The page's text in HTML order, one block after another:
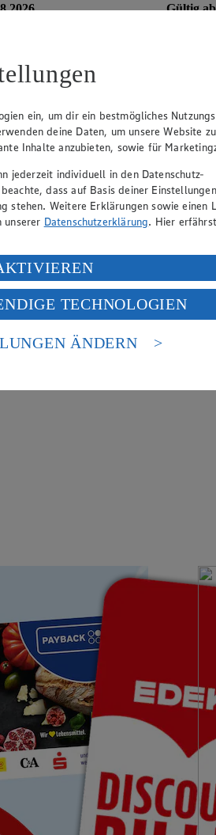
Würfeln oder Scheiben,
Fettstufen, 120/140g
Gültig
versch.
ein, um dir ein bestmögliches
deine Daten, um unsere Website zu
Inhalte anzubieten, sowie für
jederzeit individuell in den Datenschutz-
dass auf Basis deiner
stehen. Weitere Erklärungen sowie einen
unserer Datenschutzerklärung. Hier
Daten in den USA durch Facebook und
du im Sinne des Art. 49 Abs. 1 Satz 1 lit.
werden. Der EuGH sieht die USA als
angemessenen Datenschutzniveau an. Es
Behörden.
TECHNOLOGIEN
ÄNDERN